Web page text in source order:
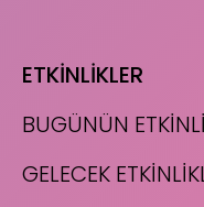
ETKİNLİKLER
BUGÜNÜN
GELECEK